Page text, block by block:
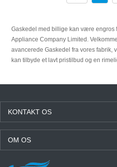
Gaskedel med billige kan være engros
Appliance Company Limited.
avancerede Gaskedel fra vores fabrik,
kan tilbyde et lavt pristilbud og en
KONTAKT OS
OM OS